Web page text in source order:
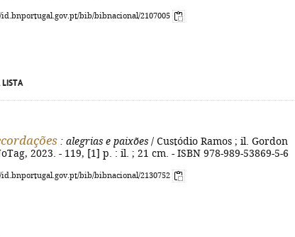
bib/bibnacional/2107005
: alegrias e paixões / Custódio Ramos ; il. Gordon
2023. - 119, [1] p. : il. ; 21 cm. - ISBN 978-989-53869-5-6
bib/bibnacional/2130752